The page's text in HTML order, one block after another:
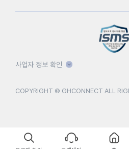
사업자 정보 확인
COPYRIGHT © GHCONNECT ALL